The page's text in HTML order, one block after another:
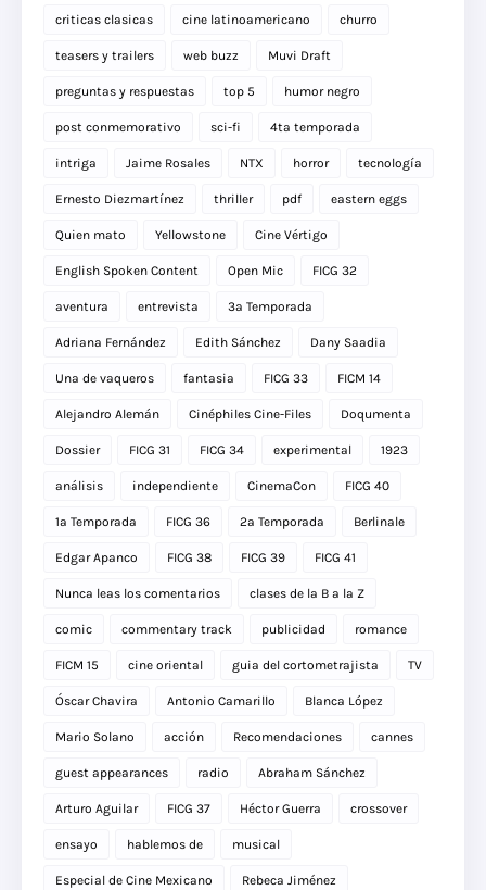
criticas clasicas cine latinoamericano churro
teasers y trailers web buzz Muvi Draft
preguntas y respuestas top 5 humor negro
post conmemorativo sci-fi 4ta temporada
intriga Jaime Rosales NTX horror tecnología
Ernesto Diezmartínez thriller pdf eastern eggs
Quien mato Yellowstone Cine Vértigo
English Spoken Content Open Mic FICG 32
aventura entrevista 3a Temporada
Adriana Fernández Edith Sánchez Dany Saadia
Una de vaqueros fantasia FICG 33 FICM 14
Alejandro Alemán Cinéphiles Cine-Files Doqumenta
Dossier FICG 31 FICG 34 experimental 1923
análisis independiente CinemaCon FICG 40
1a Temporada FICG 36 2a Temporada Berlinale
Edgar Apanco FICG 38 FICG 39 FICG 41
Nunca leas los comentarios clases de la B a la Z
comic commentary track publicidad romance
FICM 15 cine oriental guia del cortometrajista TV
Óscar Chavira Antonio Camarillo Blanca López
Mario Solano acción Recomendaciones cannes
guest appearances radio Abraham Sánchez
Arturo Aguilar FICG 37 Héctor Guerra crossover
ensayo hablemos de musical
Especial de Cine Mexicano Rebeca Jiménez